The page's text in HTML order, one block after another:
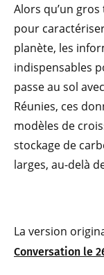
Alors qu’un
pour
planète, les
indispensables
passe au sol
Réunies, ces
modèles de
stockage de
larges, au-delà
La version
Conversation le